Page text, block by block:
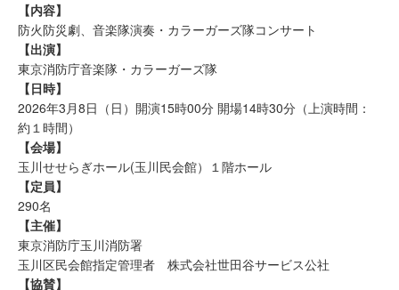
【内容】
防火防災劇、音楽隊演奏・カラーガーズ隊コンサート
【出演】
東京消防庁音楽隊・カラーガーズ隊
【日時】
2026年3月8日（日）開演15時00分 開場14時30分（上演時間：
約１時間）
【会場】
玉川せせらぎホール(玉川民会館）１階ホール
【定員】
290名
【主催】
東京消防庁玉川消防署
玉川区民会館指定管理者 株式会社世田谷サービス公社
【協賛】